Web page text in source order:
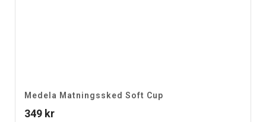
Medela Matningssked Soft Cup
349 kr